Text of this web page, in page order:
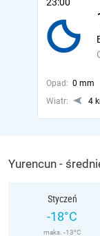
Opad: 0 mm
Wiatr:
4
Yurencun -
Styczeń
-18°C
maks. -13°C